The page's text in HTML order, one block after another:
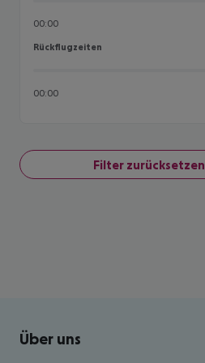
00:00
Rückflugzeiten
Rückflugzeiten
00:00
Filter zurücksetzen
Footer navigation
Über uns